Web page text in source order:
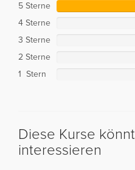
5 Sterne
4 Sterne
3 Sterne
2 Sterne
1 Stern
Diese Kurse
interessieren